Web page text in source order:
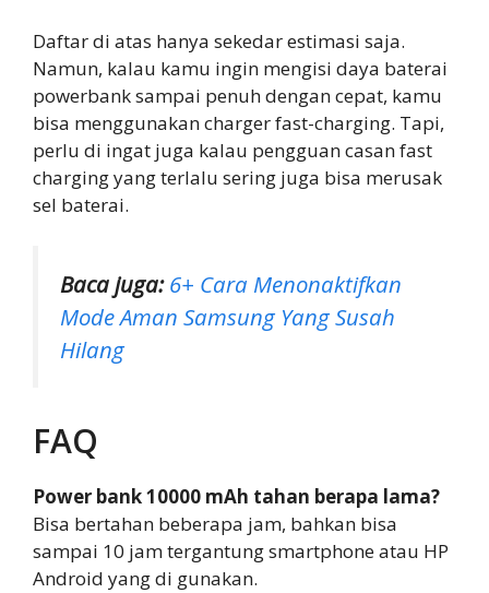
Daftar di atas hanya sekedar estimasi saja.
Namun, kalau kamu ingin mengisi daya baterai
powerbank sampai penuh dengan cepat, kamu
bisa menggunakan charger fast-charging. Tapi,
perlu di ingat juga kalau pengguan casan fast
charging yang terlalu sering juga bisa merusak
sel baterai.
Baca juga: 6+ Cara Menonaktifkan
Mode Aman Samsung Yang Susah
Hilang
FAQ
Power bank 10000 mAh tahan berapa lama?
Bisa bertahan beberapa jam, bahkan bisa
sampai 10 jam tergantung smartphone atau HP
Android yang di gunakan.